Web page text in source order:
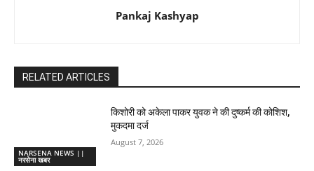
Pankaj Kashyap
RELATED ARTICLES
NARSENA NEWS ||
नरसेना खबर
किशोरी को अकेला पाकर युवक ने की दुष्कर्म की कोशिश,
मुकदमा दर्ज
August 7, 2026